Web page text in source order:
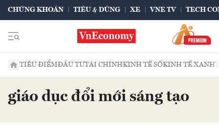
CHỨNG KHOÁN TIÊU & DÙNG XE VNE TV TECH
TIÊU ĐIỂMĐẦU TƯTÀI CHÍNHKINH TẾ SỐKINH TẾ XANH
giáo dục đổi mới sáng tạo